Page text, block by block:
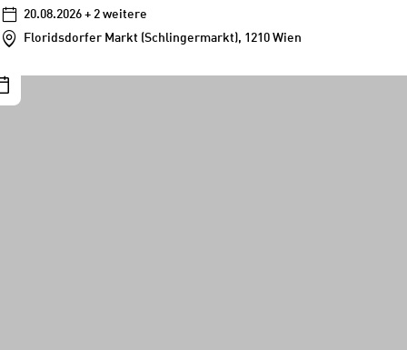
20.08.2026 + 2 weitere
Floridsdorfer Markt (Schlingermarkt), 1210 Wien